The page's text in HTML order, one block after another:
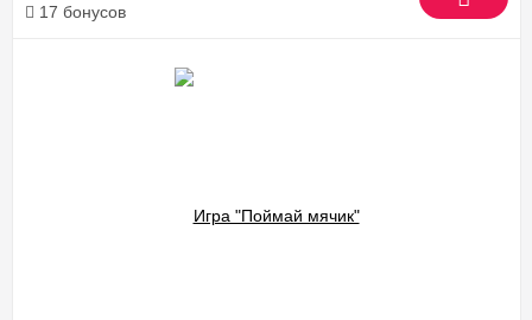
17 бонусов